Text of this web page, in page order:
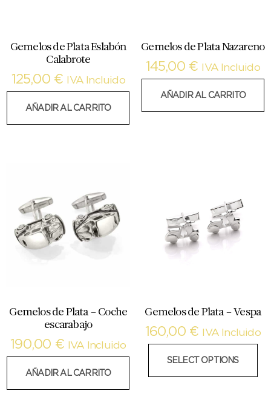
Gemelos de Plata Eslabón
Calabrote
125,00 € IVA Incluido
AÑADIR AL CARRITO
Gemelos de Plata Nazareno
145,00 € IVA Incluido
AÑADIR AL CARRITO
Gemelos de Plata – Coche
escarabajo
190,00 € IVA Incluido
AÑADIR AL CARRITO
Gemelos de Plata – Vespa
160,00 € IVA Incluido
SELECT OPTIONS